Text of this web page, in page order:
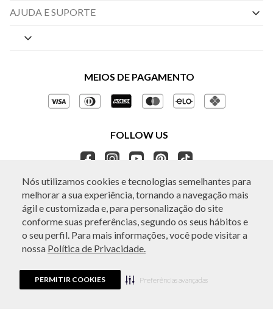
Nós utilizamos cookies e tecnologias semelhantes para
melhorar a sua experiência, tornando a navegação mais
ágil e customizada e, para personalização do site
conforme suas preferências, segundo os seus hábitos e
o seu perfil. Para mais informações, você pode visitar a
nossa Política de Privacidade.
PERMITIR COOKIES Preferências avançadas
Nossas Lojas
Políticas de Privacidade
Gestão de Privacidade
Ética e Sustentabilidade
Seja um Revendedor
APP BO.BÔ
AJUDA E SUPORTE
Central de Preferências
Perguntas frequentes
Regulamentos e Promoções
MEIOS DE PAGAMENTO
FOLLOW US
© Copyright 2026 - Todos os direitos reservados. A BO.BÔ reserva-se no
disponibilidade de estoque a qualquer momento.
Em caso de dúvidas:0800 440 2222.
Horário de Atendimento:das 8h às 20h de segunda a sábado, exceto